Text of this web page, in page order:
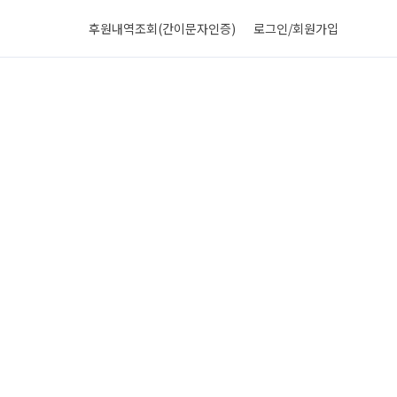
후원내역조회(간이문자인증) 로그인/회원가입